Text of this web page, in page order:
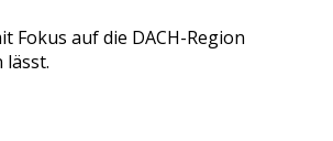
Fokus auf die DACH-Region